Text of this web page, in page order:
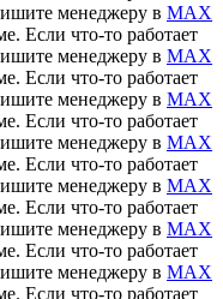
менеджеру в MAX
Если что-то работает
менеджеру в MAX
Если что-то работает
менеджеру в MAX
Если что-то работает
менеджеру в MAX
Если что-то работает
менеджеру в MAX
Если что-то работает
менеджеру в MAX
Если что-то работает
менеджеру в MAX
Если что-то работает